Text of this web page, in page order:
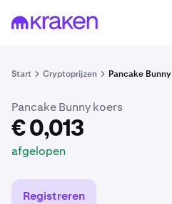
Start Cryptoprijzen Pancake Bunny
€ 0,013
Pancake Bunny koers
€ 0,013
afgelopen
Registreren